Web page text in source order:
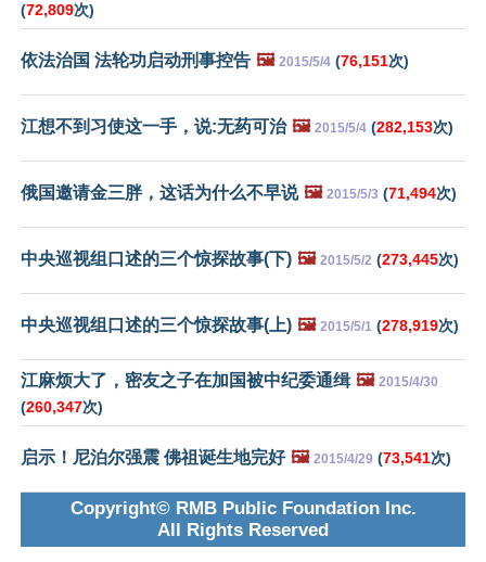
(72,809次)
依法治国 法轮功启动刑事控告 🖼️ 2015/5/4 (76,151次)
江想不到习使这一手，说:无药可治 🖼️ 2015/5/4 (282,153次)
俄国邀请金三胖，这话为什么不早说 🖼️ 2015/5/3 (71,494次)
中央巡视组口述的三个惊探故事(下) 🖼️ 2015/5/2 (273,445次)
中央巡视组口述的三个惊探故事(上) 🖼️ 2015/5/1 (278,919次)
江麻烦大了，密友之子在加国被中纪委通缉 🖼️ 2015/4/30
(260,347次)
启示！尼泊尔强震 佛祖诞生地完好 🖼️ 2015/4/29 (73,541次)
Copyright© RMB Public Foundation Inc.
All Rights Reserved